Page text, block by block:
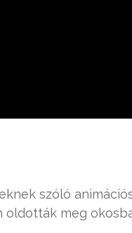
szóló
meg